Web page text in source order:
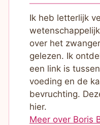
Ik heb letterlijk
over het
gelezen. Ik
een link is
voeding en de
bevruchting.
hier.
Meer over Boris